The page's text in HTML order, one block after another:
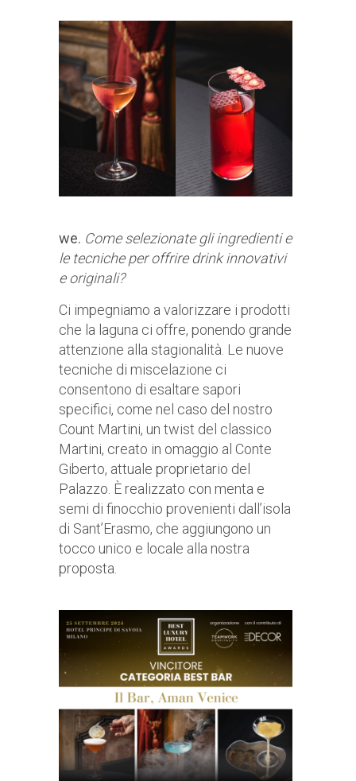
we. Come selezionate gli ingredienti e
le tecniche per offrire drink innovativi
e originali?
Ci impegniamo a valorizzare i prodotti
che la laguna ci offre, ponendo grande
attenzione alla stagionalità. Le nuove
tecniche di miscelazione ci
consentono di esaltare sapori
specifici, come nel caso del nostro
Count Martini, un twist del classico
Martini, creato in omaggio al Conte
Giberto, attuale proprietario del
Palazzo. È realizzato con menta e
semi di finocchio provenienti dall’isola
di Sant’Erasmo, che aggiungono un
tocco unico e locale alla nostra
proposta.